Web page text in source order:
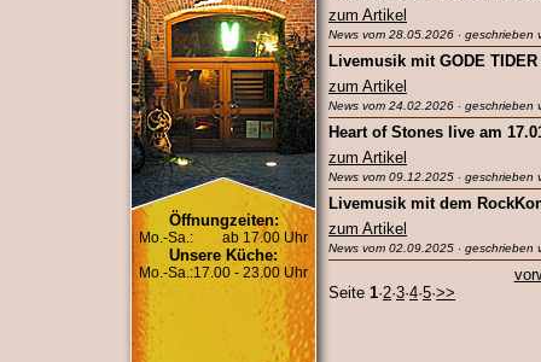
Öffnungzeiten:
Mo.-Sa.: ab 17.00 Uhr
Unsere Küche:
Mo.-Sa.:17.00 - 23.00 Uhr
zum Artikel
News vom 28.05.2026 · geschrieben
Livemusik mit GODE
zum Artikel
News vom 24.02.2026 · geschrieben
Heart of Stones live am
zum Artikel
News vom 09.12.2025 · geschrieben
Livemusik mit dem
zum Artikel
News vom 02.09.2025 · geschrieben
Seite 1·2·3·4·5·>>